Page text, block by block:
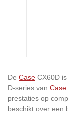
De Case CX60D
D-series van Case
prestaties op
beschikt over een